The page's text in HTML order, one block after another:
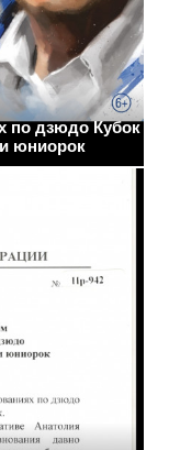
по дзюдо Кубок
юниорок